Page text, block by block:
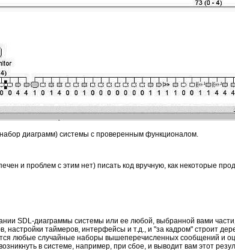
диаграмм) системы с проверенным функционалом.
и проблем с этим нет) писать код вручную, как некоторые
SDL-диаграммы системы или ее любой, выбранной вами
таймеров, интерфейсы и т.д., и "за кадром" строит
любые случайные наборы вышеперечисленных сообщений и
в системе, например, при сбое, и выводит вам этот